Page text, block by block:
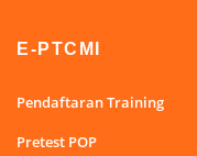
E-PTCMI
Pendaftaran Training
Pretest POP